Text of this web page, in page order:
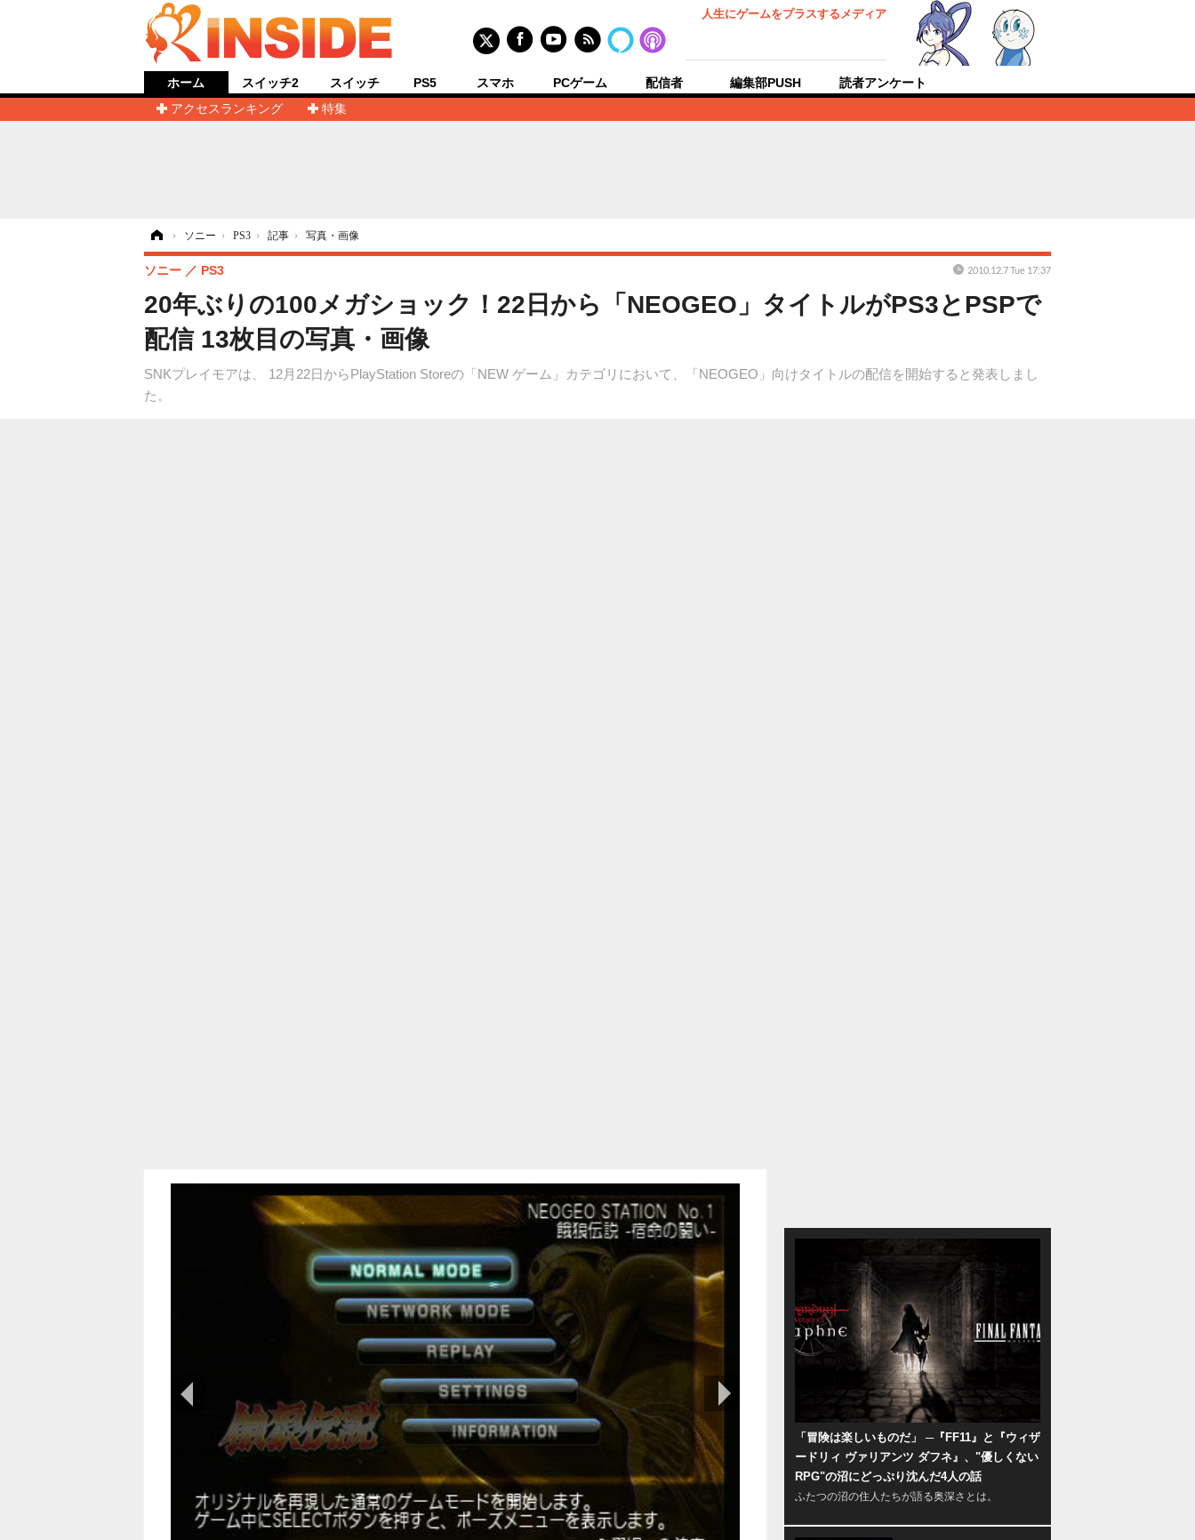
人生にゲームをプラスするメディア
ホーム
アクセスランキング
特集
スイッチ2 スイッチ PS5 スマホ PCゲーム 配信者 編集部PUSH 読者アンケート
› ソニー › PS3 › 記事 › 写真・画像
20年ぶりの100メガショック！22日から「NEOGEO」タイトルがPS3とPSPで
配信 13枚目の写真・画像
SNKプレイモアは、 12月22日からPlayStation Storeの「NEW ゲーム」カテゴリにおいて、「NEOGEO」向けタイトルの配信を開始すると発表しまし
た。
ソニー PS3 2010.12.7 Tue 17:37
次の画像
「冒険は楽しいものだ」 ─『FF11』と『ウィザ
ードリィ ヴァリアンツ ダフネ』、"優しくない
RPG"の沼にどっぷり沈んだ4人の話
ふたつの沼の住人たちが語る奥深さとは。